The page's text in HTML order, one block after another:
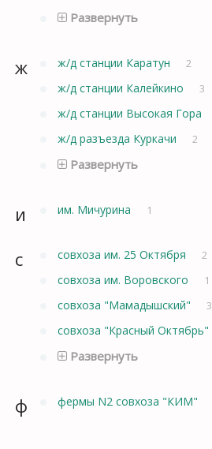
Развернуть
ж ж/д станции Каратун 2
ж/д станции Калейкино 3
ж/д станции Высокая Гора
ж/д разъезда Куркачи 2
Развернуть
и им. Мичурина 1
с совхоза им. 25 Октября 2
совхоза им. Воровского 1
совхоза "Мамадышский" 3
совхоза "Красный Октябрь"
Развернуть
ф фермы N2 совхоза "КИМ"